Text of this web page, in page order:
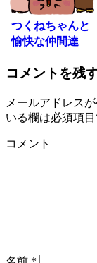
つくねちゃんと
愉快な仲間達
コメントを残
メールアドレス
いる欄は必須項
コメント